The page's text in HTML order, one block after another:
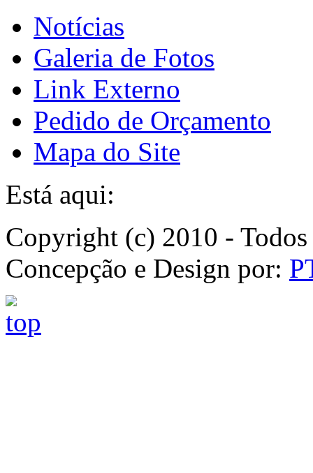
Notícias
Galeria de Fotos
Link Externo
Pedido de Orçamento
Mapa do Site
Está aqui:
Copyright (c) 2010 -
Concepção e Design por: